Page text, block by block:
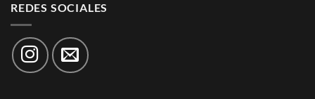
REDES SOCIALES